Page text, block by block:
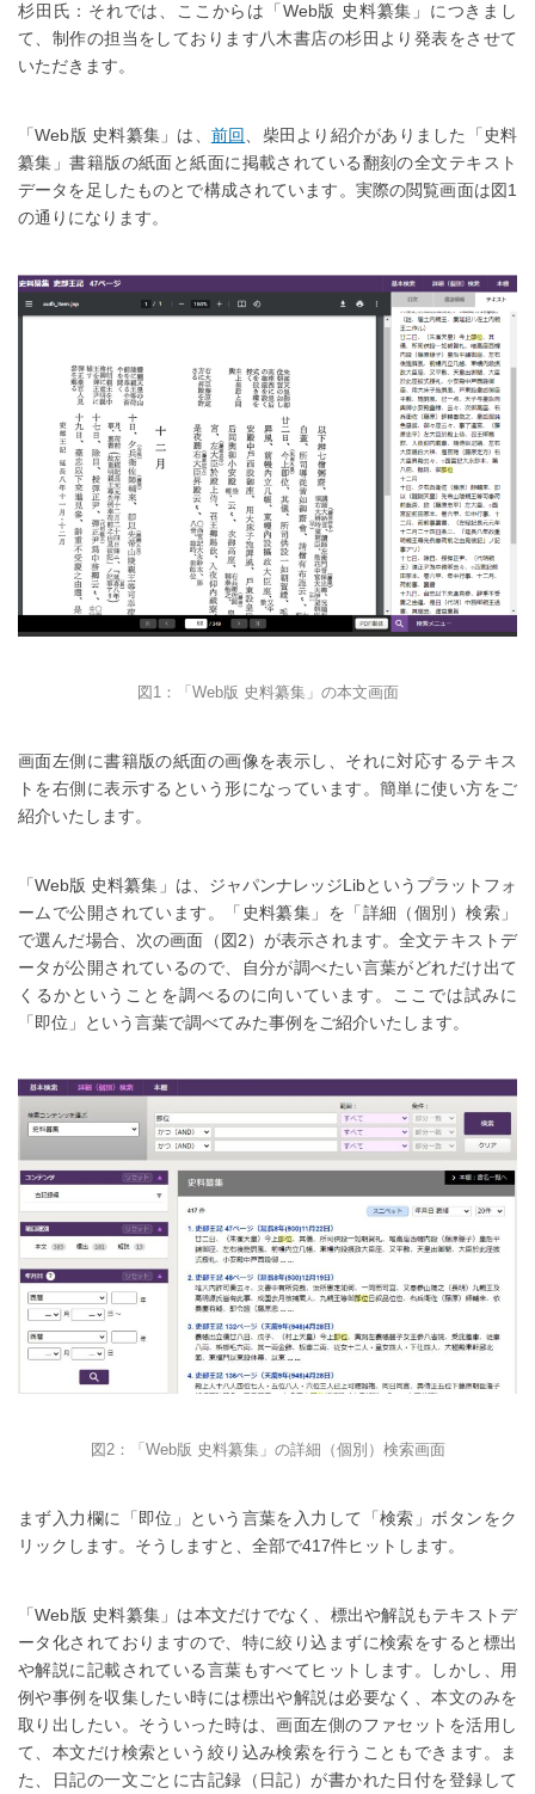
杉田氏：それでは、ここからは「Web版 史料纂集」につきまし
て、制作の担当をしております八木書店の杉田より発表をさせて
いただきます。
「Web版 史料纂集」は、 前回
、柴田より紹介がありました「史料
纂集」書籍版の紙面と紙面に掲載されている翻刻の全文テキスト
データを足したものとで構成されています。実際の閲覧画面は図1
の通りになります。
図1：「Web版 史料纂集」の本文画面
画面左側に書籍版の紙面の画像を表示し、それに対応するテキス
トを右側に表示するという形になっています。簡単に使い方をご
紹介いたします。
「Web版 史料纂集」は、ジャパンナレッジLibというプラットフォ
ームで公開されています。「史料纂集」を「詳細（個別）検索」
で選んだ場合、次の画面（図2）が表示されます。全文テキストデ
ータが公開されているので、自分が調べたい言葉がどれだけ出て
くるかということを調べるのに向いています。ここでは試みに
「即位」という言葉で調べてみた事例をご紹介いたします。
図2：「Web版 史料纂集」の詳細（個別）検索画面
まず入力欄に「即位」という言葉を入力して「検索」ボタンをク
リックします。そうしますと、全部で417件ヒットします。
「Web版 史料纂集」は本文だけでなく、標出や解説もテキストデ
ータ化されておりますので、特に絞り込まずに検索をすると標出
や解説に記載されている言葉もすべてヒットします。しかし、用
例や事例を収集したい時には標出や解説は必要なく、本文のみを
取り出したい。そういった時は、画面左側のファセットを活用し
て、本文だけ検索という絞り込み検索を行うこともできます。ま
た、日記の一文ごとに古記録（日記）が書かれた日付を登録して